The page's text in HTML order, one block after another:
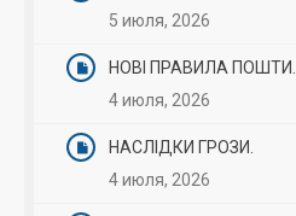
5 июля, 2026
НОВІ ПРАВИЛА ПОШТИ.
4 июля, 2026
НАСЛІДКИ ГРОЗИ.
4 июля, 2026